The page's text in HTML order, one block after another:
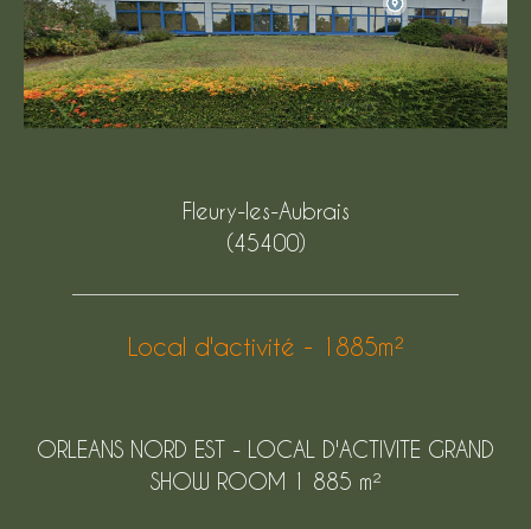
Fleury-les-Aubrais
(45400)
Local d'activité - 1885m²
ORLEANS NORD EST - LOCAL D'ACTIVITE GRAND
SHOW ROOM 1 885 m²
Référence
AFFINER LES CRITÈRES
PISCINE
FILTRER PAR
NOUVEAUTÉS